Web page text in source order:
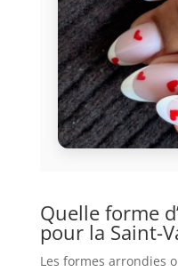
Quelle forme
pour la Saint-
Les formes arrondies